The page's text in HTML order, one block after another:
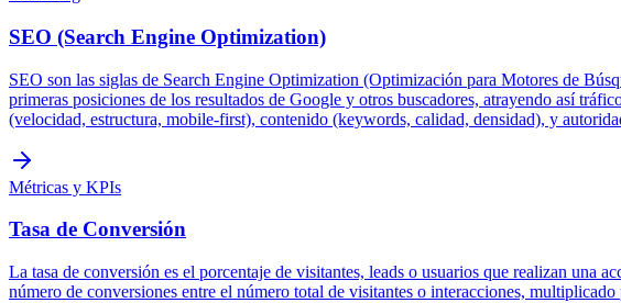
SEO (Search Engine Optimization)
SEO son las siglas de Search Engine Optimization (Optimización para Motores de
primeras posiciones de los resultados de Google y otros buscadores, atrayendo así
(velocidad, estructura, mobile-first), contenido (keywords, calidad, densidad), y
Métricas y KPIs
Tasa de Conversión
La tasa de conversión es el porcentaje de visitantes, leads o usuarios que realizan una
número de conversiones entre el número total de visitantes o interacciones,